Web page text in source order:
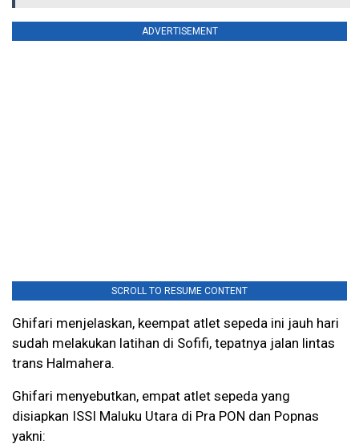
ADVERTISEMENT
SCROLL TO RESUME CONTENT
Ghifari menjelaskan, keempat atlet sepeda ini jauh hari
sudah melakukan latihan di Sofifi, tepatnya jalan lintas
trans Halmahera.
Ghifari menyebutkan, empat atlet sepeda yang
disiapkan ISSI Maluku Utara di Pra PON dan Popnas
yakni: